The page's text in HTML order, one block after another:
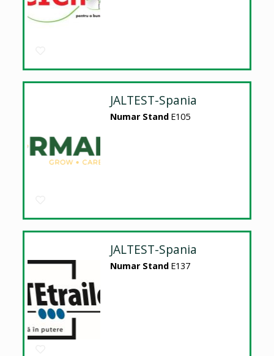
JALTEST-Spania
Numar Stand E105
JALTEST-Spania
Numar Stand E137